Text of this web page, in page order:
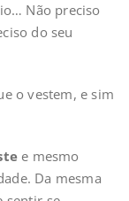
Não preciso
do seu
o vestem, e sim
e mesmo
Da mesma